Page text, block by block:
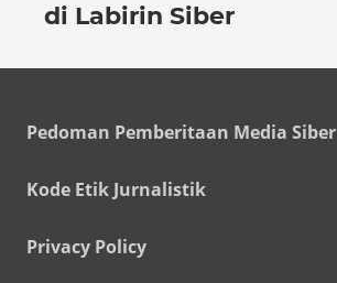
di Labirin Siber
Pedoman Pemberitaan Media Siber
Kode Etik Jurnalistik
Privacy Policy